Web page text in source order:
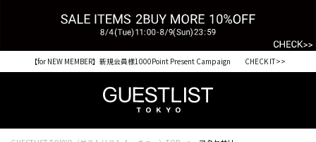
【for NEW MEMBER】新規会員様1000Point Present Campaign CHECK IT>>